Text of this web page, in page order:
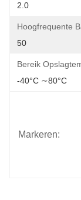
2.0
Hoogfrequente
50
Bereik
-40°C ∼80°C
Markeren: